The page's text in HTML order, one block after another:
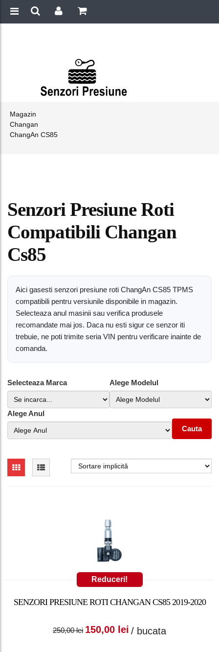
Magazin
Changan
ChangAn CS85
Senzori Presiune Roti
Compatibili Changan
Cs85
Aici gasesti senzori presiune roti ChangAn CS85 TPMS
compatibili pentru versiunile disponibile in magazin.
Selecteaza anul masinii sau verifica produsele
recomandate mai jos. Daca nu esti sigur ce senzor iti
trebuie, ne poti trimite seria VIN pentru verificare inainte de
comanda.
Selecteaza Marca Alege Modelul
Alege Anul
Cauta
Reduceri!
SENZORI PRESIUNE ROTI CHANGAN CS85 2019-2020
250,00lei
Prețul inițial a fost:
150,00 lei
Prețul curent
/ bucata